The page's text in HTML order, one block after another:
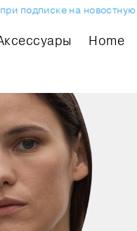
на новостную
Home